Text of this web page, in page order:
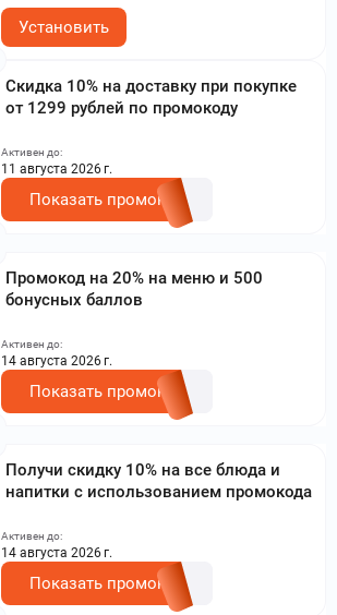
Установить
Скидка 10% на доставку при покупке
от 1299 рублей по промокоду
Активен до:
11 августа 2026 г.
Показать промокод
Промокод на 20% на меню и 500
бонусных баллов
Активен до:
14 августа 2026 г.
Показать промокод
Получи скидку 10% на все блюда и
напитки с использованием промокода
Активен до:
14 августа 2026 г.
Показать промокод